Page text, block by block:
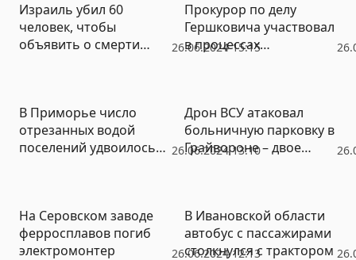
26.06.2024 15:15
Израиль убил 60
человек, чтобы
объявить о смерти
Прокурор по делу
Гершковича участвовал
в процессах
Контеева (ВИДЕО)
26.06.2024 13:10
В Приморье число
отрезанных водой
поселений удвоилось
Дрон ВСУ атаковал
больничную парковку в
Грайвороне – двое
26.06.2024 12:13
На Серовском заводе
ферросплавов погиб
электромонтер
В Ивановской области
автобус с пассажирами
столкнулся с трактором